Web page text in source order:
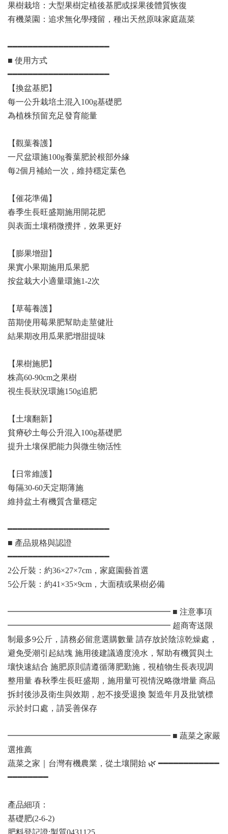
果樹栽培：大型果樹定植後基肥或採果後體質恢復
有機菜園：追求無化學殘留，種出天然原味家庭蔬菜
━━━━━━━━━━━━━━━━━━━━
■ 使用方式
━━━━━━━━━━━━━━━━━━━━
【換盆基肥】
每一公升栽培土混入100g基礎肥
為植株預留充足發育能量
【觀葉養護】
一尺盆環施100g養葉肥於根部外緣
每2個月補給一次，維持穩定葉色
【催花準備】
春季生長旺盛期施用開花肥
與表面土壤稍微攪拌，效果更好
【膨果增甜】
果實小果期施用瓜果肥
按盆栽大小適量環施1-2次
【草莓養護】
苗期使用莓果肥幫助走莖健壯
結果期改用瓜果肥增甜提味
【果樹施肥】
株高60-90cm之果樹
視生長狀況環施150g追肥
【土壤翻新】
貧瘠砂土每公升混入100g基礎肥
提升土壤保肥能力與微生物活性
【日常維護】
每隔30-60天定期薄施
維持盆土有機質含量穩定
━━━━━━━━━━━━━━━━━━━━
■ 產品規格與認證
━━━━━━━━━━━━━━━━━━━━
2公斤裝：約36×27×7cm，家庭園藝首選
5公斤裝：約41×35×9cm，大面積或果樹必備
━━━━━━━━━━━━━━━━━━━━ ■ 注意事項
━━━━━━━━━━━━━━━━━━━━ 超商寄送限
制最多9公斤，請務必留意選購數量 請存放於陰涼乾燥處，
避免受潮引起結塊 施用後建議適度澆水，幫助有機質與土
壤快速結合 施肥原則請遵循薄肥勤施，視植物生長表現調
整用量 春秋季生長旺盛期，施用量可視情況略微增量 商品
拆封後涉及衛生與效期，恕不接受退換 製造年月及批號標
示於封口處，請妥善保存
━━━━━━━━━━━━━━━━━━━━ ■ 蔬菜之家嚴
選推薦
蔬菜之家｜台灣有機農業，從土壤開始 🌿 ━━━━━━━━━━━━
━━━━━━━━
產品細項：
基礎肥(2-6-2)
肥料登記證:製質0431125